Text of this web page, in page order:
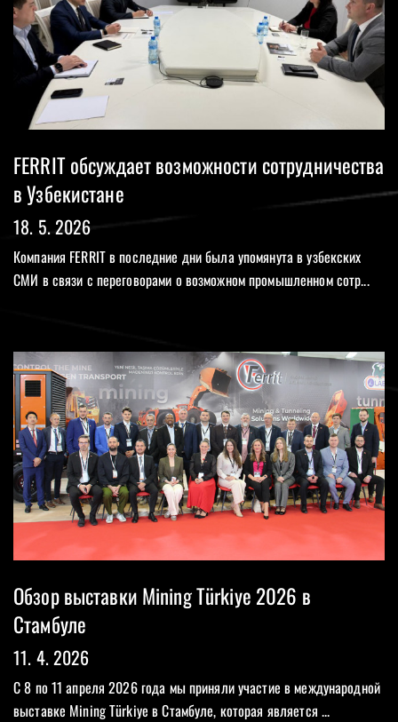
FERRIT обсуждает возможности сотрудничества
в Узбекистане
18. 5. 2026
Компания FERRIT в последние дни была упомянута в узбекских
СМИ в связи с переговорами о возможном промышленном сотр...
Обзор выставки Mining Türkiye 2026 в
Стамбуле
11. 4. 2026
С 8 по 11 апреля 2026 года мы приняли участие в международной
выставке Mining Türkiye в Стамбуле, которая является ...